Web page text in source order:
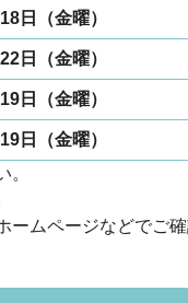
18日（金曜）
22日（金曜）
19日（金曜）
19日（金曜）
ームページなどでご